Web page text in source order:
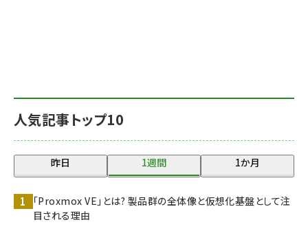
人気記事トップ10
昨日 1週間 1か月
「Proxmox VE」とは? 製品群の全体像と仮想化基盤として注
目される理由